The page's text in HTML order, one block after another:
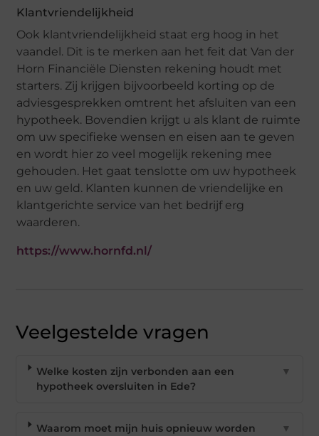
Klantvriendelijkheid
Ook klantvriendelijkheid staat erg hoog in het
vaandel. Dit is te merken aan het feit dat Van der
Horn Financiële Diensten rekening houdt met
starters. Zij krijgen bijvoorbeeld korting op de
adviesgesprekken omtrent het afsluiten van een
hypotheek. Bovendien krijgt u als klant de ruimte
om uw specifieke wensen en eisen aan te geven
en wordt hier zo veel mogelijk rekening mee
gehouden. Het gaat tenslotte om uw hypotheek
en uw geld. Klanten kunnen de vriendelijke en
klantgerichte service van het bedrijf erg
waarderen.
https://www.hornfd.nl/
Veelgestelde vragen
Welke kosten zijn verbonden aan een
hypotheek oversluiten in Ede?
▼
Waarom moet mijn huis opnieuw worden
▼